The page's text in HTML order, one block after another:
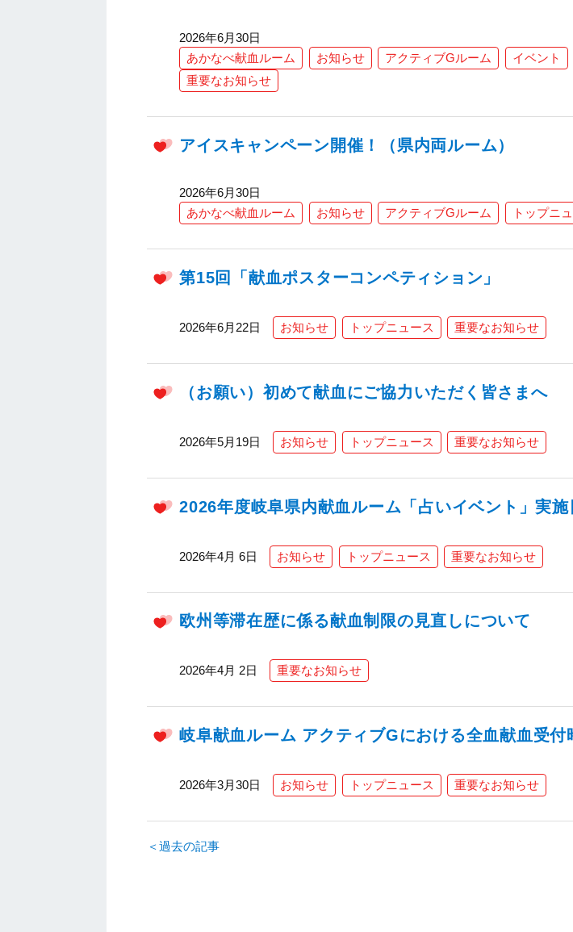
2026年6月30日
あかなべ献血ルーム
お知らせ アクティブGルーム イベント
重要なお知らせ
アイスキャンペーン開催！（県内両ルーム）
2026年6月30日
あかなべ献血ルーム
お知らせ アクティブGルーム トップニ
第15回「献血ポスターコンペティション」
2026年6月22日 お知らせ トップニュース 重要なお知らせ
（お願い）初めて献血にご協力いただく皆さまへ
2026年5月19日 お知らせ トップニュース 重要なお知らせ
2026年度岐阜県内献血ルーム「占いイベント」実施
2026年4月 6日 お知らせ トップニュース 重要なお知らせ
欧州等滞在歴に係る献血制限の見直しについて
2026年4月 2日 重要なお知らせ
岐阜献血ルーム アクティブGにおける全血献血受付
2026年3月30日 お知らせ トップニュース 重要なお知らせ
＜過去の記事